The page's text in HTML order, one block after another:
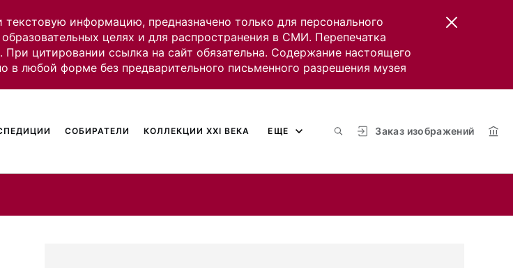
информацию, предназначено только для персонального
целях и для распространения в СМИ. Перепечатка
цитировании ссылка на сайт обязательна. Содержание настоящего
любой форме без предварительного письменного разрешения музея
Заказ изображений
СОБИРАТЕЛИ КОЛЛЕКЦИИ XXI ВЕКА ЕЩЕ